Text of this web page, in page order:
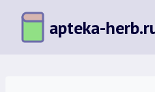
Перейти
содержимому
apteka-